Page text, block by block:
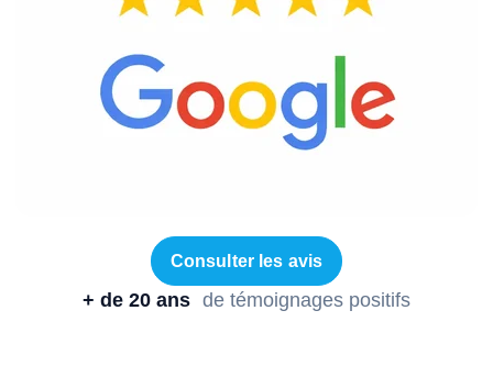
Consulter les avis
+ de 20 ans de témoignages positifs